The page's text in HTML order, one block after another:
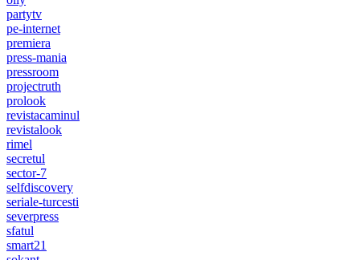
partytv
pe-internet
premiera
press-mania
pressroom
projectruth
prolook
revistacaminul
revistalook
rimel
secretul
sector-7
selfdiscovery
seriale-turcesti
severpress
sfatul
smart21